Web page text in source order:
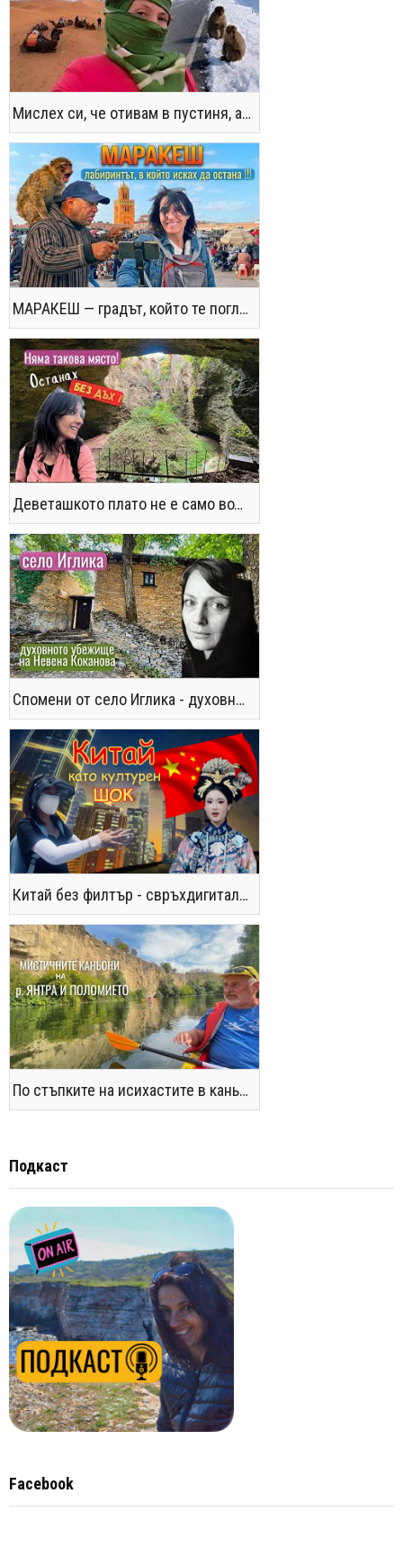
Мислех си, че отивам в пустиня, а се озовах в снега !! / Not the Morocco You Know
МАРАКЕШ — градът, който те поглъща без предупреждение
Деветашкото плато не е само водопади и пещери - последвайте ме!
Спомени от село Иглика - духовното убежище на Невена Коканова
Китай без филтър - свръхдигитален, магнетичен, парадоксален
По стъпките на исихастите в каньоните на р. Янтра и Поломието
Подкаст
Facebook